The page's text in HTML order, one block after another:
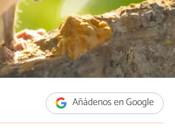
Añádenos en Google